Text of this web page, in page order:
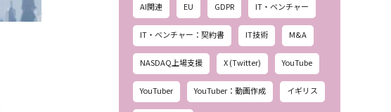
AI関連 EU GDPR IT・ベンチャー
IT・ベンチャー：契約書 IT技術 M&A
NASDAQ上場支援 X (Twitter) YouTube
YouTuber YouTuber：動画作成 イギリス